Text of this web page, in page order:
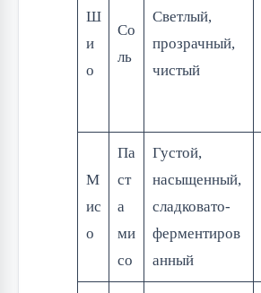
Ш
и
о
Со
ль
Светлый,
прозрачный,
чистый
М
ис
о
Па
ст
а
ми
со
Густой,
насыщенный,
сладковато-
ферментиров
анный